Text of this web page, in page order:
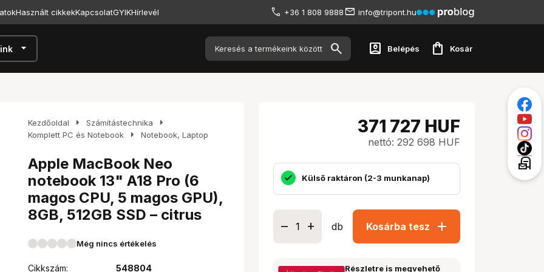
Használt cikkekKapcsolatGYIKHírlevél +36 1 808 9888 info@tripont.hu
arrow_drop_down account_box Belépés shopping_bag Kosár
Kezdőoldal arrow_right Számítástechnika arrow_right
Komplett PC és Notebook arrow_right Notebook, Laptop
Apple MacBook Neo
notebook 13" A18 Pro (6
magos CPU, 5 magos GPU),
8GB, 512GB SSD – citrus
Még nincs értékelés
Cikkszám:
548804
371 727 HUF
nettó: 292 698 HUF
Külső raktáron (2-3 munkanap)
db Kosárba tesz add
Részletre is megvehető
local_post_office